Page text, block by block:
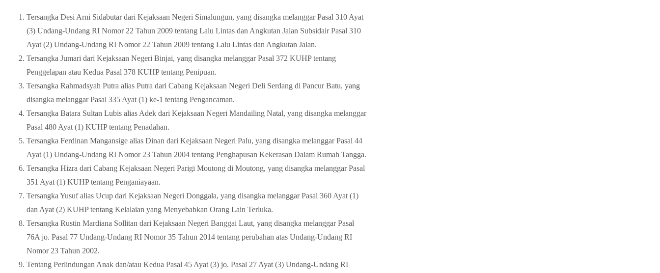
Tersangka Desi Arni Sidabutar dari Kejaksaan Negeri Simalungun, yang disangka melanggar Pasal 310 Ayat
(3) Undang-Undang RI Nomor 22 Tahun 2009 tentang Lalu Lintas dan Angkutan Jalan Subsidair Pasal 310
Ayat (2) Undang-Undang RI Nomor 22 Tahun 2009 tentang Lalu Lintas dan Angkutan Jalan.
Tersangka Jumari dari Kejaksaan Negeri Binjai, yang disangka melanggar Pasal 372 KUHP tentang
Penggelapan atau Kedua Pasal 378 KUHP tentang Penipuan.
Tersangka Rahmadsyah Putra alias Putra dari Cabang Kejaksaan Negeri Deli Serdang di Pancur Batu, yang
disangka melanggar Pasal 335 Ayat (1) ke-1 tentang Pengancaman.
Tersangka Batara Sultan Lubis alias Adek dari Kejaksaan Negeri Mandailing Natal, yang disangka melanggar
Pasal 480 Ayat (1) KUHP tentang Penadahan.
Tersangka Ferdinan Mangansige alias Dinan dari Kejaksaan Negeri Palu, yang disangka melanggar Pasal 44
Ayat (1) Undang-Undang RI Nomor 23 Tahun 2004 tentang Penghapusan Kekerasan Dalam Rumah Tangga.
Tersangka Hizra dari Cabang Kejaksaan Negeri Parigi Moutong di Moutong, yang disangka melanggar Pasal
351 Ayat (1) KUHP tentang Penganiayaan.
Tersangka Yusuf alias Ucup dari Kejaksaan Negeri Donggala, yang disangka melanggar Pasal 360 Ayat (1)
dan Ayat (2) KUHP tentang Kelalaian yang Menyebabkan Orang Lain Terluka.
Tersangka Rustin Mardiana Sollitan dari Kejaksaan Negeri Banggai Laut, yang disangka melanggar Pasal
76A jo. Pasal 77 Undang-Undang RI Nomor 35 Tahun 2014 tentang perubahan atas Undang-Undang RI
Nomor 23 Tahun 2002.
Tentang Perlindungan Anak dan/atau Kedua Pasal 45 Ayat (3) jo. Pasal 27 Ayat (3) Undang-Undang RI